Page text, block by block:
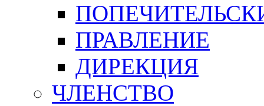
ПРАВЛЕНИЕ
ДИРЕКЦИЯ
ЧЛЕНСТВО